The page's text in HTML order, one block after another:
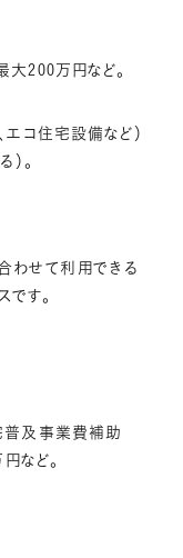
200万円など。
エコ住宅設備など）
。
わせて利用できる
す。
普及事業費補助
など。